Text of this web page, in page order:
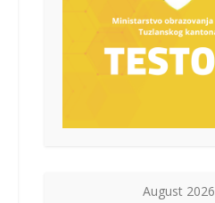
August 2026